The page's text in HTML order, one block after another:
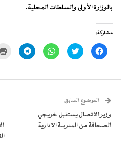
بالوزارة الأولى والسلطات المحلية.
مشاركة:
انقر
للمشاركة
في
اضغط
للمشاركة
في
انقر
للمشاركة
في
انقر
في
الموضوع السابق
وزير الاتصال يستقبل خريجي
الصحافة من المدرسة الادارية